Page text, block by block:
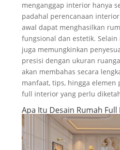
menganggap interior hanya
padahal perencanaan
awal dapat menghasilkan
fungsional dan estetik.
juga memungkinkan
presisi dengan ukuran
akan membahas secara
manfaat, tips, hingga
full interior yang perlu
Apa Itu Desain Rumah